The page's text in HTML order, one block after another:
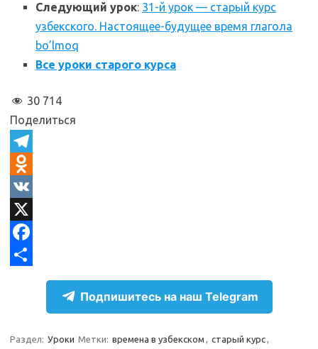
Следующий урок: 31-й урок — старый курс
узбекского. Настоящее-будущее время глагола
bo’lmoq
Все уроки старого курса
30 714
Поделиться
T
e
e
g
O
d
n
o
s
V
KX
F
bр
Подпишитесь на наш Telegram
Раздел: Уроки Метки: времена в узбекском , старый курс,